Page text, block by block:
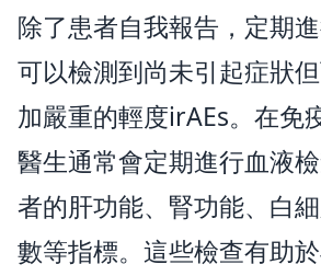
除了患者自我報告，定期
可以檢測到尚未引起症狀
加嚴重的輕度irAEs。在免
醫生通常會定期進行血液
者的肝功能、腎功能、白
數等指標。這些檢查有助